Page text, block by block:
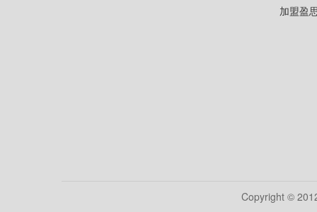
加盟盈
Copyright ©